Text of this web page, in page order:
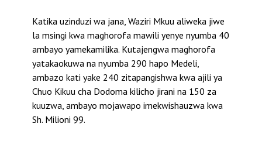
Katika uzinduzi wa jana, Waziri Mkuu aliweka jiwe
la msingi kwa maghorofa mawili yenye nyumba 40
ambayo yamekamilika. Kutajengwa maghorofa
yatakaokuwa na nyumba 290 hapo Medeli,
ambazo kati yake 240 zitapangishwa kwa ajili ya
Chuo Kikuu cha Dodoma kilicho jirani na 150 za
kuuzwa, ambayo mojawapo imekwishauzwa kwa
Sh. Milioni 99.